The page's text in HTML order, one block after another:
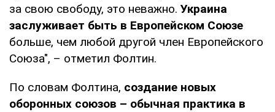
за свою свободу, это неважно. Украина
заслуживает быть в Европейском Союзе
больше, чем любой другой член Европейского
Союза", – отметил Фолтин.
По словам Фолтина, создание новых
оборонных союзов – обычная практика в